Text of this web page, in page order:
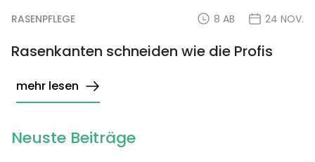
RASENPFLEGE 8 AB 24 NOV.
Rasenkanten schneiden wie die Profis
mehr lesen
Neuste Beiträge